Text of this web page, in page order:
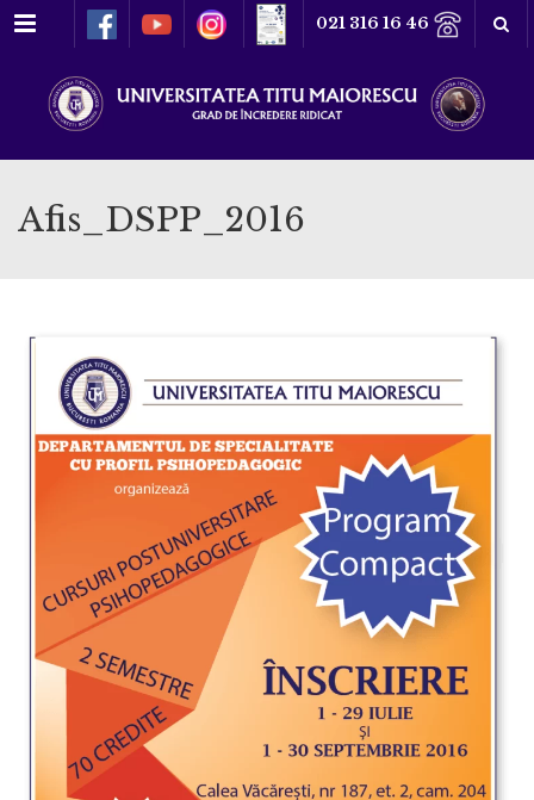
Meniu 021 316 16 46
Afis_DSPP_2016